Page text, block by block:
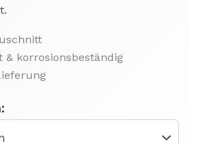
& korrosionsbeständig